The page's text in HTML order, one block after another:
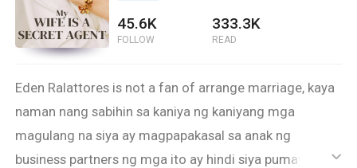
45.6K
FOLLOW
333.3K
READ
Eden Ralattores is not a fan of arrange marriage, kaya
naman nang sabihin sa kaniya ng kaniyang mga
magulang na siya ay magpapakasal sa anak ng
business partners ng mga ito ay hindi siya pumayag.
ic_default